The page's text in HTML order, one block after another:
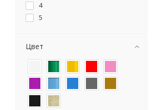
4
5
Цвет